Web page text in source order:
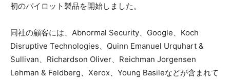
初のパイロット製品を開始しました。
同社の顧客には、Abnormal Security、Google、Koch
Disruptive Technologies、Quinn Emanuel Urquhart &
Sullivan、Richardson Oliver、Reichman Jorgensen
Lehman & Feldberg、Xerox、Young Basileなどが含まれて